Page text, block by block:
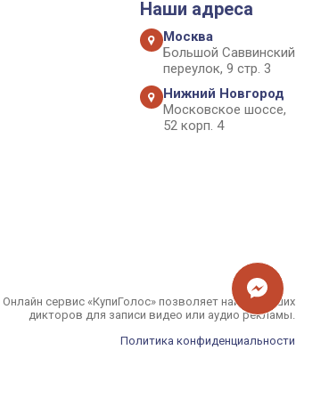
Наши адреса
Москва
Большой Саввинский
переулок, 9 стр. 3
Нижний Новгород
Московское шоссе,
52 корп. 4
Онлайн сервис «КупиГолос» позволяет найти лучших
дикторов для записи видео или аудио рекламы.
Политика конфиденциальности